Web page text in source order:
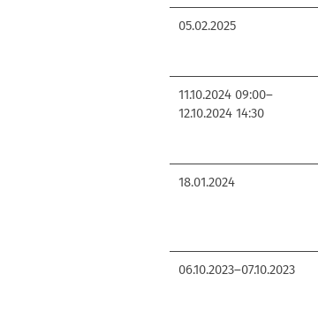
05.02.2025
11.10.2024 09:00–
12.10.2024 14:30
18.01.2024
06.10.2023–07.10.2023